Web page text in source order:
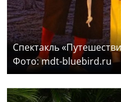
Спектакль
Фото: mdt-bluebird.ru